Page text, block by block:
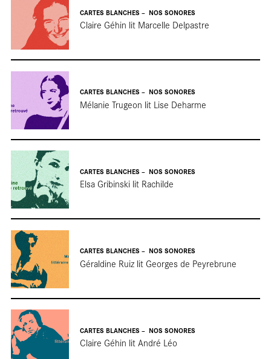
CARTES BLANCHES NOS SONORES
Claire Géhin lit Marcelle Delpastre
CARTES BLANCHES NOS SONORES
Mélanie Trugeon lit Lise Deharme
CARTES BLANCHES NOS SONORES
Elsa Gribinski lit Rachilde
CARTES BLANCHES NOS SONORES
Géraldine Ruiz lit Georges de Peyrebrune
CARTES BLANCHES NOS SONORES
Claire Géhin lit André Léo
Focus